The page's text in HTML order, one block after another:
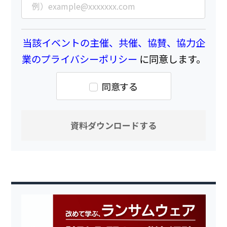
当該イベントの主催、共催、協賛、協力企
業のプライバシーポリシー に同意します。
同意する